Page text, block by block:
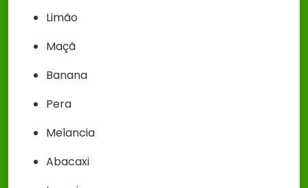
Limão
Maçã
Banana
Pera
Melancia
Abacaxi